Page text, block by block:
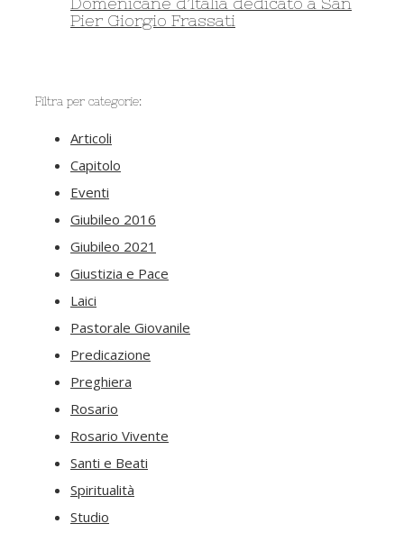
Pier Giorgio Frassati
Filtra per categorie:
Articoli
Capitolo
Eventi
Giubileo 2016
Giubileo 2021
Giustizia e Pace
Laici
Pastorale Giovanile
Predicazione
Preghiera
Rosario
Rosario Vivente
Santi e Beati
Spiritualità
Studio